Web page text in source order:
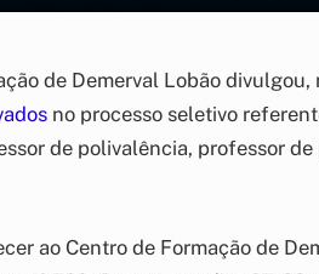
de Demerval Lobão
no processo seletivo
de polivalência, professor de
ao Centro de Formação de